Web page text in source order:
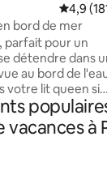
4,9
bord de mer
parfait pour un
détendre dans
au bord de
votre lit queen size
à l'énergie
la salle de bain est
vacances à